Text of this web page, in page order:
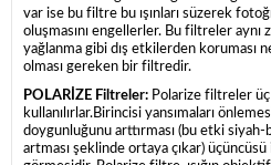
var ise bu filtre bu ışınları süzerek
oluşmasını engellerler. Bu filtreler
yağlanma gibi dış etkilerden koruması
olması gereken bir filtredir.
POLARİZE Filtreler: Polarize filtreler
kullanılırlar.Birincisi yansımaları
doygunluğunu arttırması (bu etki
artması şeklinde ortaya çıkar)